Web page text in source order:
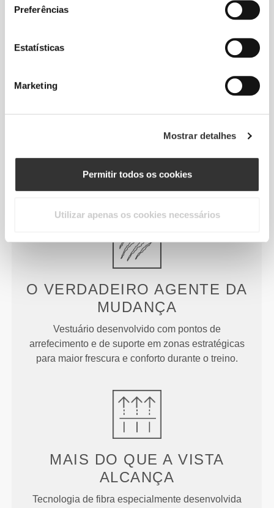
Preferências
Estatísticas
Marketing
Mostrar detalhes
Permitir todos os cookies
Utilizar apenas os cookies necessários
Uma construção bidirecional desenvolvida em
laboratório, concebida para acomodar mudanças de
A nossa cintura alta alisa e suporta o core,
O VERDADEIROAGENTE DA
MUDANÇA
Vestuário desenvolvido com pontos de
arrefecimento e de suporte em zonas estratégicas
para maior frescura e conforto durante o treino.
MAIS DO QUE A VISTA
ALCANÇA
Tecnologia de fibra especialmente desenvolvida